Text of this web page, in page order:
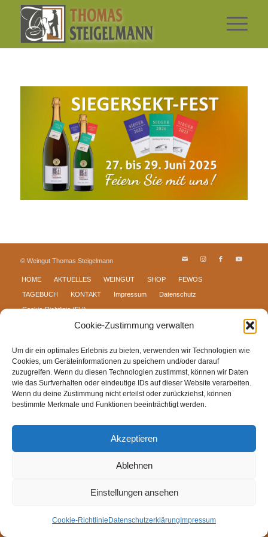
Cookie-Zustimmung verwalten
Um dir ein optimales Erlebnis zu bieten, verwenden wir Technologien wie
Cookies, um Geräteinformationen zu speichern und/oder darauf
zuzugreifen. Wenn du diesen Technologien zustimmst, können wir Daten
wie das Surfverhalten oder eindeutige IDs auf dieser Website verarbeiten.
Wenn du deine Zustimmung nicht erteilst oder zurückziehst, können
bestimmte Merkmale und Funktionen beeinträchtigt werden.
Akzeptieren
Ablehnen
Einstellungen ansehen
Cookie-Richtlinie Datenschutzerklärung Impressum
© Weingut Thomas Steigelmann
HOME AKTUELLES WEINGUT SHOP FEWOS
TAGEBUCH KONTAKT Impressum Datenschutz
Cookie-Richtlinie (EU)